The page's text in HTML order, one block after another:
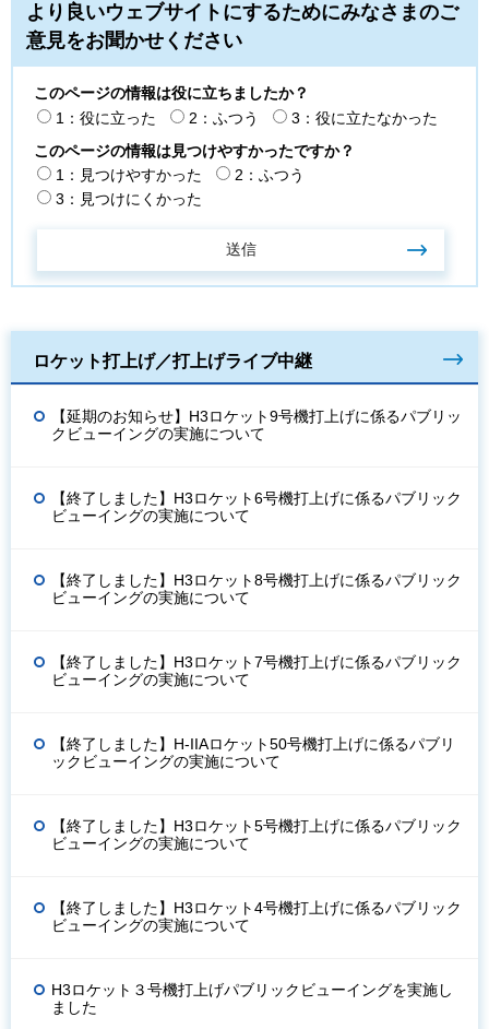
より良いウェブサイトにするためにみなさまのご
意見をお聞かせください
このページの情報は役に立ちましたか？
1：役に立った
2：ふつう
3：役に立たなかった
このページの情報は見つけやすかったですか？
1：見つけやすかった
2：ふつう
3：見つけにくかった
ロケット打上げ／打上げライブ中継
【延期のお知らせ】H3ロケット9号機打上げに係るパブリッ
クビューイングの実施について
【終了しました】H3ロケット6号機打上げに係るパブリック
ビューイングの実施について
【終了しました】H3ロケット8号機打上げに係るパブリック
ビューイングの実施について
【終了しました】H3ロケット7号機打上げに係るパブリック
ビューイングの実施について
【終了しました】H-IIAロケット50号機打上げに係るパブリ
ックビューイングの実施について
【終了しました】H3ロケット5号機打上げに係るパブリック
ビューイングの実施について
【終了しました】H3ロケット4号機打上げに係るパブリック
ビューイングの実施について
H3ロケット３号機打上げパブリックビューイングを実施し
ました